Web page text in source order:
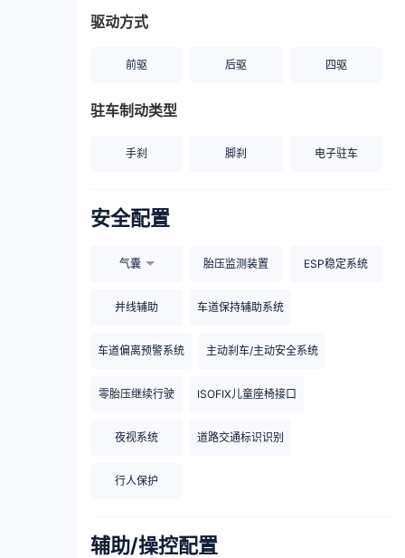
驱动方式
前驱 后驱 四驱
驻车制动类型
手刹 脚刹 电子驻车
安全配置
气囊 胎压监测装置 ESP稳定系统
并线辅助 车道保持辅助系统
车道偏离预警系统 主动刹车/主动安全系统
零胎压继续行驶 ISOFIX儿童座椅接口
夜视系统 道路交通标识识别
行人保护
辅助/操控配置